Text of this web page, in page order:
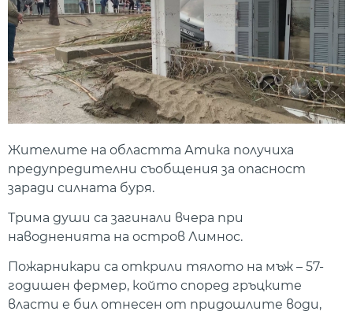
Жителите на областта Атика получиха
предупредителни съобщения за опасност
заради силната буря.
Трима души са загинали вчера при
наводненията на остров Лимнос.
Пожарникари са открили тялото на мъж – 57-
годишен фермер, който според гръцките
власти е бил отнесен от придошлите води,